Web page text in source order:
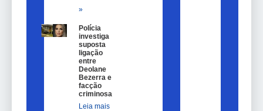
»
Polícia
investiga
suposta
ligação
entre
Deolane
Bezerra e
facção
criminosa
Leia mais